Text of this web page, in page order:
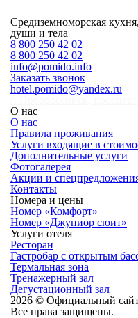
Средиземноморская
души и тела
8 800 250 42 02
8 800 250 42 02
info@pomido.info
Заказать звонок
hotel.pomido@yandex.ru
О нас
О нас
Правила проживания
Услуги входящие в
Дополнительные услуги
Фотогалерея
Акции и
Контакты
Номера и цены
Номер «Комфорт»
Номер «Джуниор сюит»
Услуги отеля
Ресторан
Гастробар с открытым
Термальная зона
Тренажерный зал
Дегустационный зал
2026 © Официальный
Все права защищены.